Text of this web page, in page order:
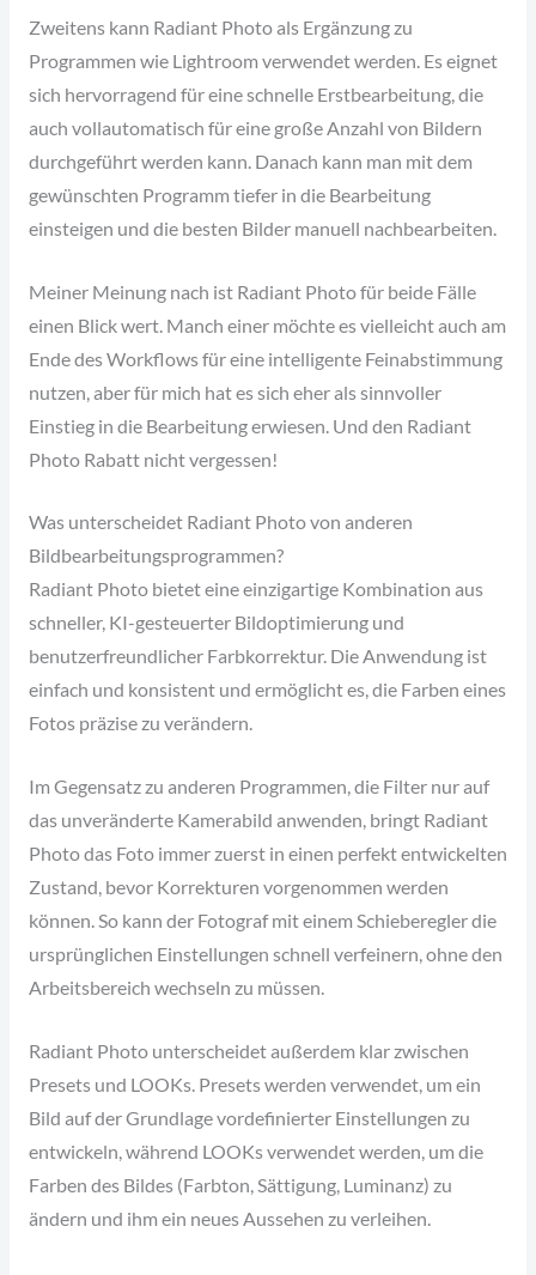
Zweitens kann Radiant Photo als Ergänzung zu
Programmen wie Lightroom verwendet werden. Es eignet
sich hervorragend für eine schnelle Erstbearbeitung, die
auch vollautomatisch für eine große Anzahl von Bildern
durchgeführt werden kann. Danach kann man mit dem
gewünschten Programm tiefer in die Bearbeitung
einsteigen und die besten Bilder manuell nachbearbeiten.
Meiner Meinung nach ist Radiant Photo für beide Fälle
einen Blick wert. Manch einer möchte es vielleicht auch am
Ende des Workflows für eine intelligente Feinabstimmung
nutzen, aber für mich hat es sich eher als sinnvoller
Einstieg in die Bearbeitung erwiesen. Und den Radiant
Photo Rabatt nicht vergessen!
Was unterscheidet Radiant Photo von anderen
Bildbearbeitungsprogrammen?
Radiant Photo bietet eine einzigartige Kombination aus
schneller, KI-gesteuerter Bildoptimierung und
benutzerfreundlicher Farbkorrektur. Die Anwendung ist
einfach und konsistent und ermöglicht es, die Farben eines
Fotos präzise zu verändern.
Im Gegensatz zu anderen Programmen, die Filter nur auf
das unveränderte Kamerabild anwenden, bringt Radiant
Photo das Foto immer zuerst in einen perfekt entwickelten
Zustand, bevor Korrekturen vorgenommen werden
können. So kann der Fotograf mit einem Schieberegler die
ursprünglichen Einstellungen schnell verfeinern, ohne den
Arbeitsbereich wechseln zu müssen.
Radiant Photo unterscheidet außerdem klar zwischen
Presets und LOOKs. Presets werden verwendet, um ein
Bild auf der Grundlage vordefinierter Einstellungen zu
entwickeln, während LOOKs verwendet werden, um die
Farben des Bildes (Farbton, Sättigung, Luminanz) zu
ändern und ihm ein neues Aussehen zu verleihen.